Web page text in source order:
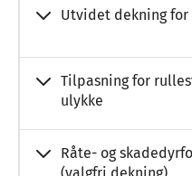
Utvidet dekning for
Tilpasning for
ulykke
Råte- og
(valgfri dekning)